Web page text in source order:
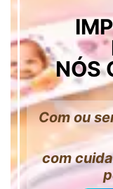
NÓS
Com ou
com